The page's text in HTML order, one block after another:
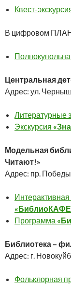
Квест-
В цифровом
Центральная
Адрес: ул.
Литературные
Экскурсия
Модельная
Читают!»
Адрес: пр.
Программа
Библиотека –
Адрес: г.
Фольклорная